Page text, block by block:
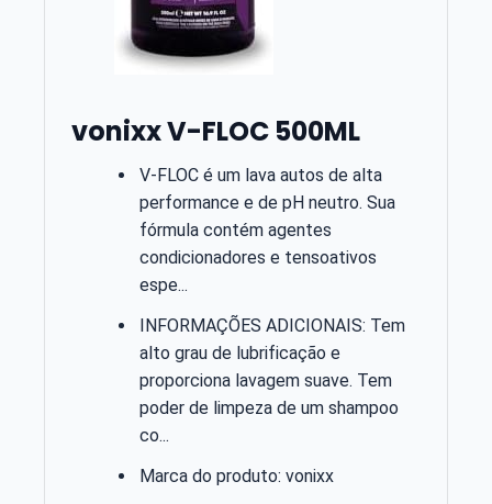
vonixx V-FLOC 500ML
V-FLOC é um lava autos de alta
performance e de pH neutro. Sua
fórmula contém agentes
condicionadores e tensoativos
espe...
INFORMAÇÕES ADICIONAIS: Tem
alto grau de lubrificação e
proporciona lavagem suave. Tem
poder de limpeza de um shampoo
co...
Marca do produto: vonixx